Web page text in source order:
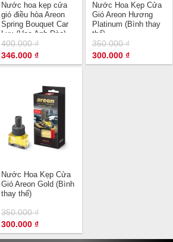
Nước hoa kẹp cửa
gió điều hòa Areon
Spring Bouquet Car
Lux (Hoa Anh Đào)
400.000₫
Giá
gốc
là:
346.000₫Giá
hiện
tại
Nước Hoa Kẹp Cửa
Gió Areon Hương
Platinum (Bình thay
thế)
350.000₫
Giá
gốc
là:
300.000 ₫Giá
hiện
tại
Nước Hoa Kẹp Cửa
Gió Areon Gold (Bình
thay thế)
350.000₫
Giá
gốc
là:
300.000₫Giá
hiện
tại